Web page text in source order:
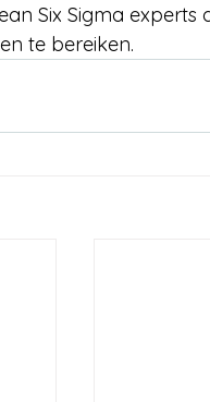
Six Sigma
te bereiken.